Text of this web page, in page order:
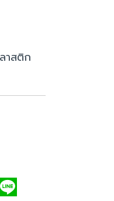
าสติก